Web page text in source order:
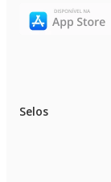
Gás Refrigerante:
Serpentina: Cobre
Vazão de Ar: 15,5
Desumidificador:
Selos